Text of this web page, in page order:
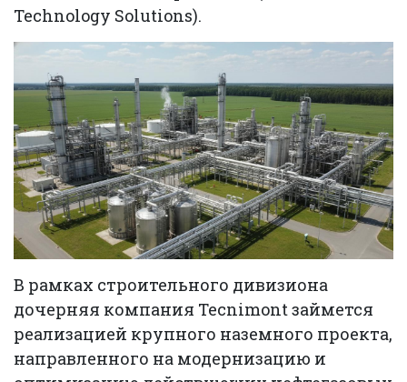
Technology Solutions).
В рамках строительного дивизиона
дочерняя компания Tecnimont займется
реализацией крупного наземного проекта,
направленного на модернизацию и